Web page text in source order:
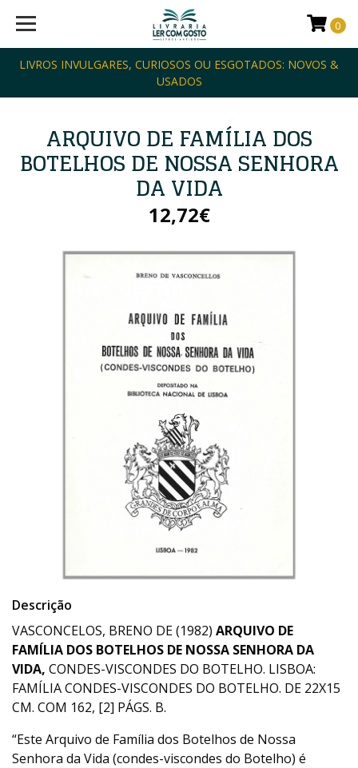
LIVROS INVULGARES, CURIOSOS OU ESGOTADOS: NOVOS &
USADOS
0
ARQUIVO DE FAMÍLIA DOS
BOTELHOS DE NOSSA SENHORA
DA VIDA
12,72€
Descrição
VASCONCELOS, BRENO DE (1982) ARQUIVO DE
FAMÍLIA DOS BOTELHOS DE NOSSA SENHORA DA
VIDA, CONDES-VISCONDES DO BOTELHO. LISBOA:
FAMÍLIA CONDES-VISCONDES DO BOTELHO. DE 22X15
CM. COM 162, [2] PÁGS. B.
“Este Arquivo de Família dos Botelhos de Nossa
Senhora da Vida (condes-viscondes do Botelho) é